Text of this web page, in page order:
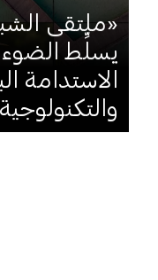
«ملتقى
يسلِّط
الاستدامة
والتكنولوجية